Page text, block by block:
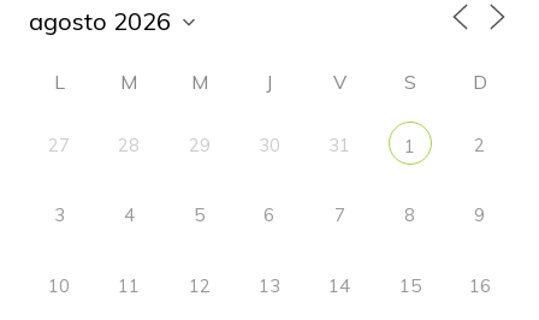
L M M J V S D
27 28 29 30 31 1 2
3 4 5 6 7 8 9
10 11 12 13 14 15 16